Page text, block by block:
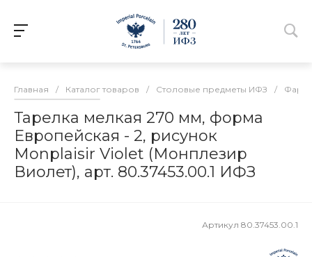
Главная / Каталог товаров / Столовые предметы ИФЗ /
Тарелка мелкая 270 мм, форма
Европейская - 2, рисунок
Monplaisir Violet (Монплезир
Виолет), арт. 80.37453.00.1 ИФЗ
Артикул 80.37453.00.1